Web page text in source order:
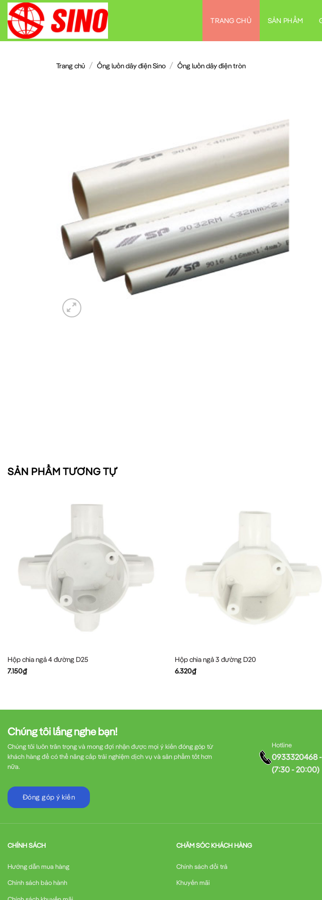
Chuyển
đến
nội
dung
TRANG CHỦ SẢN PHẨM
Trang chủ / Ống luồn dây điện Sino / Ống luồn dây điện tròn
SẢN PHẨM TƯƠNG TỰ
Hộp chia ngả 4 đường D25
7.150₫
Hộp chia ngả 3 đường D20
6.320₫
Chúng tôi lắng nghe bạn!
Chúng tôi luôn trân trọng và mong đợi nhận được mọi ý kiến đóng góp từ
khách hàng để có thể nâng cấp trải nghiệm dịch vụ và sản phẩm tốt hơn
nữa.
Đóng góp ý kiến
Hotline
0933320468
(7:30 - 20:00)
CHÍNH SÁCH
Hướng dẫn mua hàng
Chính sách bảo hành
CHĂM SÓC KHÁCH HÀNG
Chính sách đổi trả
Khuyến mãi